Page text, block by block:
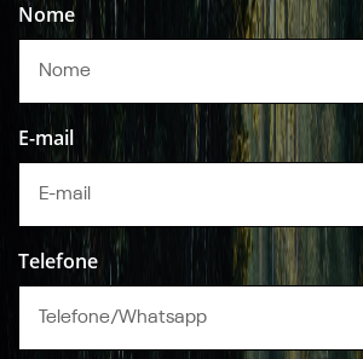
Nome
E-mail
Telefone